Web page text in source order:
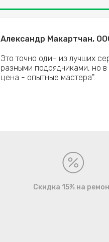
Александр Макартчан,
Это точно один из лучших
разными подрядчиками, но
цена - опытные мастера".
Скидка 15% на